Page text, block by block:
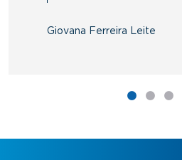
Giovana Ferreira Leite